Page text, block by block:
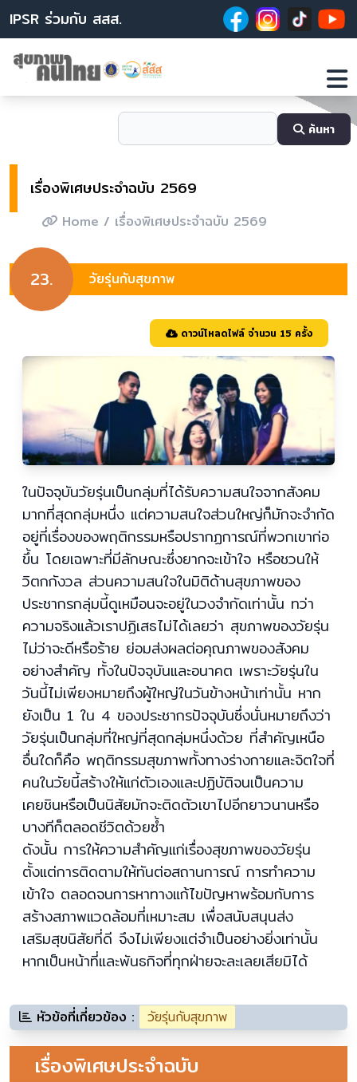
IPSR ร่วมกับ สสส.
ค้นหา
เรื่องพิเศษประจำฉบับ 2569
Home / เรื่องพิเศษประจำฉบับ 2569
23. วัยรุ่นกับสุขภาพ
ดาวน์โหลดไฟล์ จำนวน 15 ครั้ง
ในปัจจุบันวัยรุ่นเป็นกลุ่มที่ได้รับความสนใจจากสังคม
มากที่สุดกลุ่มหนึ่ง แต่ความสนใจส่วนใหญ่ก็มักจะจำกัด
อยู่ที่เรื่องของพฤติกรรมหรือปรากฏการณ์ที่พวกเขาก่อ
ขึ้น โดยเฉพาะที่มีลักษณะซึ่งยากจะเข้าใจ หรือชวนให้
วิตกกังวล ส่วนความสนใจในมิติด้านสุขภาพของ
ประชากรกลุ่มนี้ดูเหมือนจะอยู่ในวงจำกัดเท่านั้น ทว่า
ความจริงแล้วเราปฏิเสธไม่ได้เลยว่า สุขภาพของวัยรุ่น
ไม่ว่าจะดีหรือร้าย ย่อมส่งผลต่อคุณภาพของสังคม
อย่างสำคัญ ทั้งในปัจจุบันและอนาคต เพราะวัยรุ่นใน
วันนี้ไม่เพียงหมายถึงผู้ใหญ่ในวันข้างหน้าเท่านั้น หาก
ยังเป็น 1 ใน 4 ของประชากรปัจจุบันซึ่งนั่นหมายถึงว่า
วัยรุ่นเป็นกลุ่มที่ใหญ่ที่สุดกลุ่มหนึ่งด้วย ที่สำคัญเหนือ
อื่นใดก็คือ พฤติกรรมสุขภาพทั้งทางร่างกายและจิตใจที่
คนในวัยนี้สร้างให้แก่ตัวเองและปฏิบัติจนเป็นความ
เคยชินหรือเป็นนิสัยมักจะติดตัวเขาไปอีกยาวนานหรือ
บางทีก็ตลอดชีวิตด้วยซ้ำ
ดังนั้น การให้ความสำคัญแก่เรื่องสุขภาพของวัยรุ่น
ตั้งแต่การติดตามให้ทันต่อสถานการณ์ การทำความ
เข้าใจ ตลอดจนการหาทางแก้ไขปัญหาพร้อมกับการ
สร้างสภาพแวดล้อมที่เหมาะสม เพื่อสนับสนุนส่ง
เสริมสุขนิสัยที่ดี จึงไม่เพียงแต่จำเป็นอย่างยิ่งเท่านั้น
หากเป็นหน้าที่และพันธกิจที่ทุกฝ่ายจะละเลยเสียมิได้
หัวข้อที่เกี่ยวข้อง : วัยรุ่นกับสุขภาพ
เรื่องพิเศษประจำฉบับ